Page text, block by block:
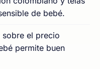
de bebé.
sobre el precio
permite buen